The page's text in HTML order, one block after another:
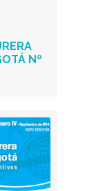
Nº